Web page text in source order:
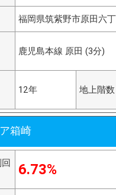
福岡県筑紫野市原田六
鹿児島本線 原田 (3分)
12年 地上階数
箱崎
6.73%